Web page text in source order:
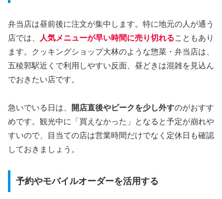
弁当店は昼前後に注文が集中します。特に地元の人が通う
店では、
人気メニューが早い時間に売り切れることもあり
ます。クッキングショップ大林のような惣菜・弁当店は、
五稜郭駅近くで利用しやすい反面、昼どきは混雑を見込ん
でおきたい店です。
急いでいる日は、 開店直後やピークを少し外すのがおすす
めです。観光中に「買えなかった」となると予定が崩れや
すいので、目当ての店は営業時間だけでなく定休日も確認
しておきましょう。
予約やモバイルオーダーを活用する